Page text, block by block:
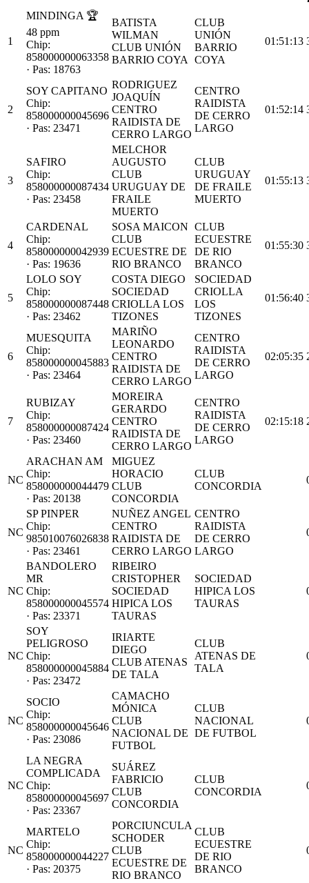
1
MINDINGA 🏆
48 ppm
Chip:
858000000063358
· Pas: 18763
BATISTA
WILMAN
CLUB UNIÓN
BARRIO COYA
CLUB
UNIÓN
BARRIO
COYA
01:51:13
2
SOY CAPITANO
Chip:
858000000045696
· Pas: 23471
RODRIGUEZ
JOAQUÍN
CENTRO
RAIDISTA DE
CERRO LARGO
CENTRO
RAIDISTA
DE CERRO
LARGO
01:52:14
3
SAFIRO
Chip:
858000000087434
· Pas: 23458
MELCHOR
AUGUSTO
CLUB
URUGUAY DE
FRAILE
MUERTO
CLUB
URUGUAY
DE FRAILE
MUERTO
01:55:13
4
CARDENAL
Chip:
858000000042939
· Pas: 19636
SOSA MAICON
CLUB
ECUESTRE DE
RIO BRANCO
CLUB
ECUESTRE
DE RIO
BRANCO
01:55:30
5
LOLO SOY
Chip:
858000000087448
· Pas: 23462
COSTA DIEGO
SOCIEDAD
CRIOLLA LOS
TIZONES
SOCIEDAD
CRIOLLA
LOS
TIZONES
01:56:40
6
MUESQUITA
Chip:
858000000045883
· Pas: 23464
MARIÑO
LEONARDO
CENTRO
RAIDISTA DE
CERRO LARGO
CENTRO
RAIDISTA
DE CERRO
LARGO
02:05:35
7
RUBIZAY
Chip:
858000000087424
· Pas: 23460
MOREIRA
GERARDO
CENTRO
RAIDISTA DE
CERRO LARGO
CENTRO
RAIDISTA
DE CERRO
LARGO
02:15:18
NC
ARACHAN AM
Chip:
858000000044479
· Pas: 20138
MIGUEZ
HORACIO
CLUB
CONCORDIA
CLUB
CONCORDIA
NC
SP PINPER
Chip:
985010076026838
· Pas: 23461
NUÑEZ ANGEL
CENTRO
RAIDISTA DE
CERRO LARGO
CENTRO
RAIDISTA
DE CERRO
LARGO
NC
BANDOLERO
MR
Chip:
858000000045574
· Pas: 23371
RIBEIRO
CRISTOPHER
SOCIEDAD
HIPICA LOS
TAURAS
SOCIEDAD
HIPICA LOS
TAURAS
NC
SOY
PELIGROSO
Chip:
858000000045884
· Pas: 23472
IRIARTE
DIEGO
CLUB ATENAS
DE TALA
CLUB
ATENAS DE
TALA
NC
SOCIO
Chip:
858000000045646
· Pas: 23086
CAMACHO
MÓNICA
CLUB
NACIONAL DE
FUTBOL
CLUB
NACIONAL
DE FUTBOL
NC
LA NEGRA
COMPLICADA
Chip:
858000000045697
· Pas: 23367
SUÁREZ
FABRICIO
CLUB
CONCORDIA
CLUB
CONCORDIA
NC
MARTELO
Chip:
858000000044227
· Pas: 20375
PORCIUNCULA
SCHODER
CLUB
ECUESTRE DE
RIO BRANCO
CLUB
ECUESTRE
DE RIO
BRANCO